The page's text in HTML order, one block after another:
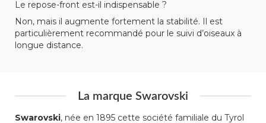
Le repose-front est-il indispensable ?
Non, mais il augmente fortement la stabilité. Il est
particulièrement recommandé pour le suivi d’oiseaux à
longue distance.
La marque Swarovski
Swarovski, née en 1895 cette société familiale du Tyrol